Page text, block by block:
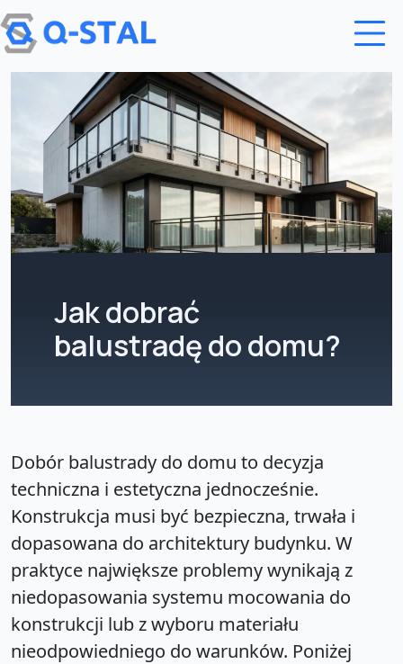
Przejdź do treści
Jak dobrać
balustradę do domu?
Dobór balustrady do domu to decyzja
techniczna i estetyczna jednocześnie.
Konstrukcja musi być bezpieczna, trwała i
dopasowana do architektury budynku. W
praktyce największe problemy wynikają z
niedopasowania systemu mocowania do
konstrukcji lub z wyboru materiału
nieodpowiedniego do warunków. Poniżej